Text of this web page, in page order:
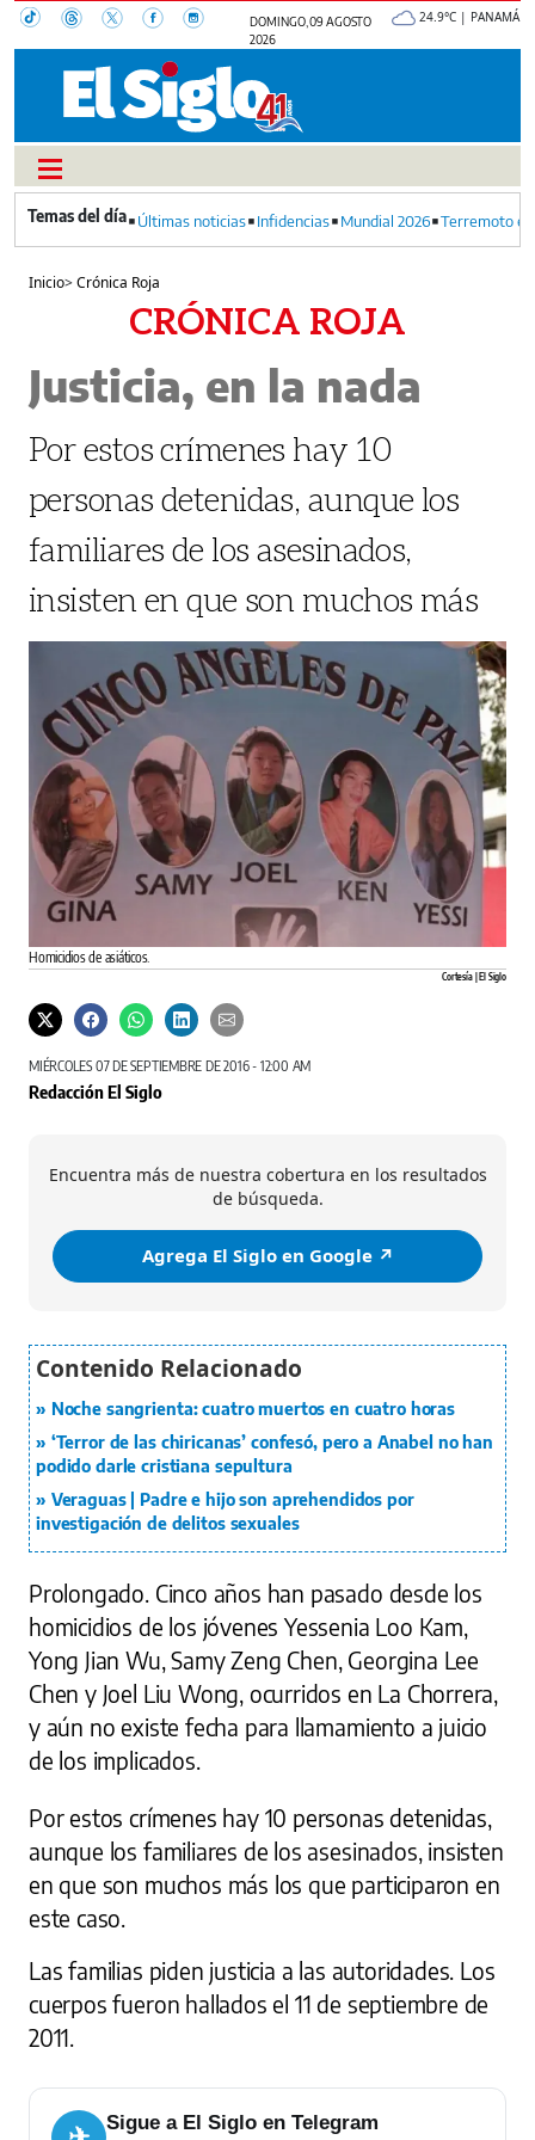
DOMINGO, 09 AGOSTO
2026
24.9°C | PANAMÁ
Últimas noticias Infidencias Mundial 2026 Terremoto
Inicio>Crónica Roja
CRÓNICA ROJA
Justicia, en la nada
Por estos crímenes hay 10
personas detenidas, aunque los
familiares de los asesinados,
insisten en que son muchos más
Homicidios de asiáticos.
Cortesía | El Siglo
MIÉRCOLES 07 DE SEPTIEMBRE DE 2016 - 12:00 AM
Redacción El Siglo
Encuentra más de nuestra cobertura en los resultados
de búsqueda.
Agrega El Siglo en Google ↗️
Noche sangrienta: cuatro muertos en cuatro horas
‘Terror de las chiricanas’ confesó, pero a Anabel no han
podido darle cristiana sepultura
Veraguas | Padre e hijo son aprehendidos por
investigación de delitos sexuales
Prolongado. Cinco años han pasado desde los
homicidios de los jóvenes Yessenia Loo Kam,
Yong Jian Wu, Samy Zeng Chen, Georgina Lee
Chen y Joel Liu Wong, ocurridos en La Chorrera,
y aún no existe fecha para llamamiento a juicio
de los implicados.
Por estos crímenes hay 10 personas detenidas,
aunque los familiares de los asesinados, insisten
en que son muchos más los que participaron en
este caso.
Las familias piden justicia a las autoridades. Los
cuerpos fueron hallados el 11 de septiembre de
2011.
Sigue a El Siglo en Telegram